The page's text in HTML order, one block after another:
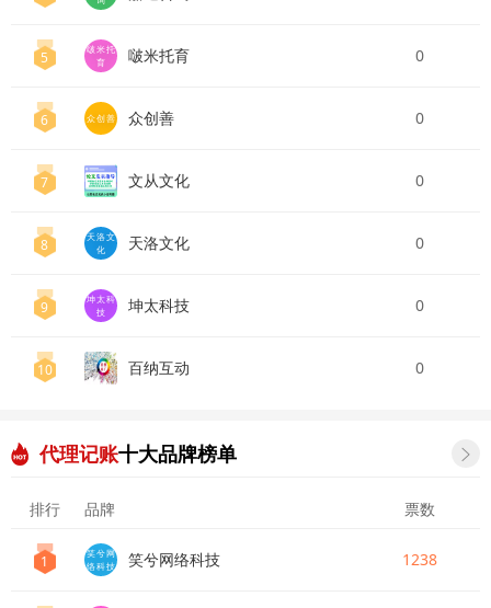
5
啵米托
育
啵米托育 0
6 众创善 众创善 0
7 文从文化 0
8
天洛文
化
天洛文化 0
9
坤太科
技
坤太科技 0
10 百纳互动 0
代理记账十大品牌榜单 
排行 品牌 票数
1
笑兮网
络科技
笑兮网络科技 1238